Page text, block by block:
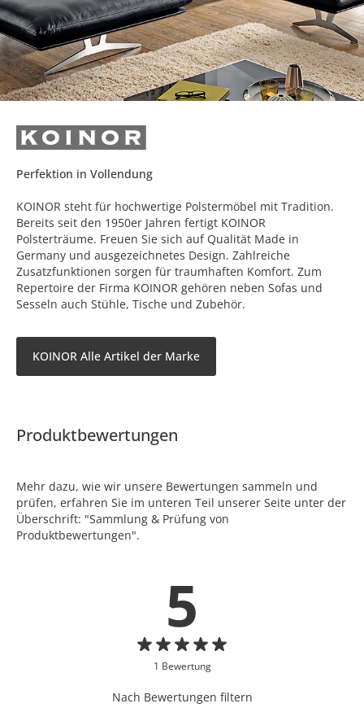
Perfektion in Vollendung
KOINOR steht für hochwertige Polstermöbel mit Tradition.
Bereits seit den 1950er Jahren fertigt KOINOR
Polsterträume. Freuen Sie sich auf Qualität Made in
Germany und ausgezeichnetes Design. Zahlreiche
Zusatzfunktionen sorgen für traumhaften Komfort. Zum
Repertoire der Firma KOINOR gehören neben Sofas und
Sesseln auch Stühle, Tische und Zubehör.
KOINOR Alle Artikel der Marke
Produktbewertungen
Mehr dazu, wie wir unsere Bewertungen sammeln und
prüfen, erfahren Sie im unteren Teil unserer Seite unter der
Überschrift: "Sammlung & Prüfung von
Produktbewertungen".
5
1 Bewertung
Nach Bewertungen filtern